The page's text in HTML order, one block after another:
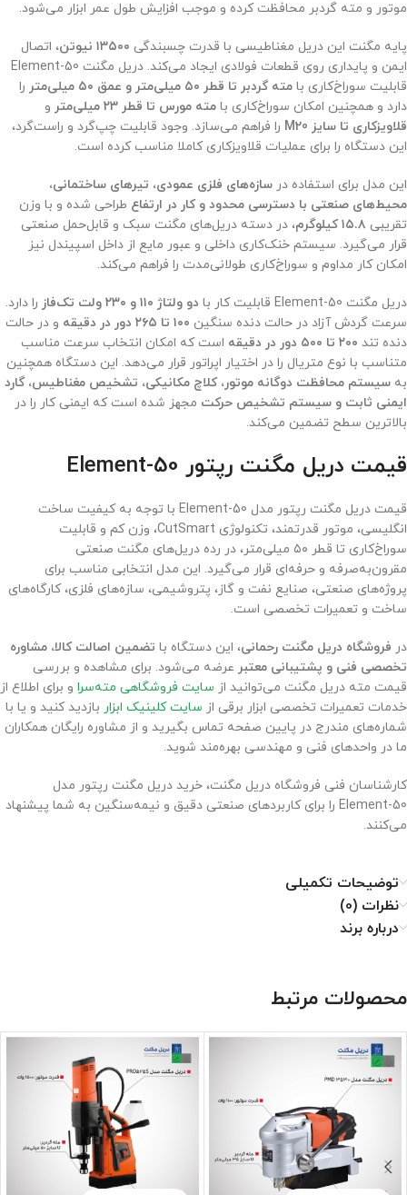
موتور و مته گردبر محافظت کرده و موجب افزایش طول عمر ابزار می‌شود.
پایه مگنت این دریل مغناطیسی با قدرت چسبندگی ۱۳۵۰۰ نیوتن
، اتصال
ایمن و پایداری روی قطعات فولادی ایجاد می‌کند. دریل مگنت Element-50
قابلیت سوراخ‌کاری با مته گردبر تا قطر ۵۰ میلی‌متر و عمق ۵۰ میلی‌متر
را
دارد و همچنین امکان سوراخ‌کاری با مته مورس تا قطر ۲۳ میلی‌متر
و
قلاویزکاری تا سایز M20
را فراهم می‌سازد. وجود قابلیت چپ‌گرد و راست‌گرد،
این دستگاه را برای عملیات قلاویزکاری کاملا مناسب کرده است.
این مدل برای استفاده در سازه‌های فلزی عمودی، تیرهای ساختمانی،
محیط‌های صنعتی با دسترسی محدود و کار در ارتفاع طراحی شده و با وزن
تقریبی ۱۵.۸ کیلوگرم
، در دسته دریل‌های مگنت سبک و قابل‌حمل صنعتی
قرار می‌گیرد. سیستم خنک‌کاری داخلی و عبور مایع از داخل اسپیندل نیز
امکان کار مداوم و سوراخ‌کاری طولانی‌مدت را فراهم می‌کند.
دریل مگنت Element-50 قابلیت کار با دو ولتاژ ۱۱۰ و ۲۳۰ ولت تک‌فاز
را دارد.
سرعت گردش آزاد در حالت دنده سنگین ۱۰۰ تا ۲۶۵ دور در دقیقه
و در حالت
دنده تند ۲۰۰ تا ۵۰۰ دور در دقیقه
است که امکان انتخاب سرعت مناسب
متناسب با نوع متریال را در اختیار اپراتور قرار می‌دهد. این دستگاه همچنین
به سیستم محافظت دوگانه موتور، کلاچ مکانیکی، تشخیص مغناطیس، گارد
ایمنی ثابت و سیستم تشخیص حرکت مجهز شده است که ایمنی کار را در
بالاترین سطح تضمین می‌کند.
قیمت دریل مگنت رپتور Element-50
قیمت دریل مگنت رپتور مدل Element-50 با توجه به کیفیت ساخت
انگلیسی، موتور قدرتمند، تکنولوژی CutSmart، وزن کم و قابلیت
سوراخ‌کاری تا قطر ۵۰ میلی‌متر، در رده دریل‌های مگنت صنعتی
مقرون‌به‌صرفه و حرفه‌ای قرار می‌گیرد. این مدل انتخابی مناسب برای
پروژه‌های صنعتی، صنایع نفت و گاز، پتروشیمی، سازه‌های فلزی، کارگاه‌های
ساخت و تعمیرات تخصصی است.
در فروشگاه دریل مگنت رحمانی، این دستگاه با تضمین اصالت کالا، مشاوره
تخصصی فنی و پشتیبانی معتبر عرضه می‌شود. برای مشاهده و بررسی
قیمت مته دریل مگنت می‌توانید از سایت فروشگاهی مته‌سرا و برای اطلاع از
خدمات تعمیرات تخصصی ابزار برقی از سایت کلینیک ابزار بازدید کنید و یا با
شماره‌های مندرج در پایین صفحه تماس بگیرید و از مشاوره رایگان همکاران
ما در واحدهای فنی و مهندسی بهره‌مند شوید.
کارشناسان فنی فروشگاه دریل مگنت، خرید دریل مگنت رپتور مدل
Element-50 را برای کاربردهای صنعتی دقیق و نیمه‌سنگین به شما پیشنهاد
می‌کنند.
توضیحات تکمیلی
نظرات (0)
درباره برند
محصولات مرتبط